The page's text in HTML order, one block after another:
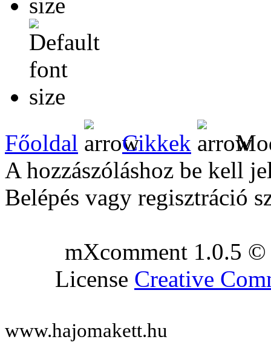
Főoldal Cikkek
A hozzászóláshoz be kell
Belépés vagy regisztráció
mXcomment 1.0.5
License Creative
www.hajomakett.hu